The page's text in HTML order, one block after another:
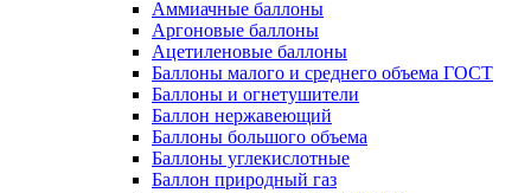
Аммиачные баллоны
Аргоновые баллоны
Ацетиленовые баллоны
Баллоны малого и среднего объема ГОСТ
Баллоны и огнетушители
Баллон нержавеющий
Баллоны большого объема
Баллоны углекислотные
Баллон природный газ